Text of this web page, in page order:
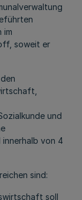
im
soweit er
und
von 4
sind:
soll